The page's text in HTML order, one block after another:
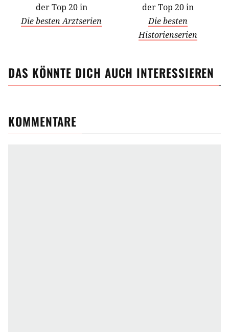
der Top 20 in
Die besten Arztserien
der Top 20 in
Die besten
Historienserien
DAS KÖNNTE DICH AUCH INTERESSIEREN
KOMMENTARE